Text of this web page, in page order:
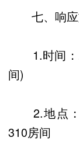
七、响应
1.时间：
间)
2.地点：
310房间